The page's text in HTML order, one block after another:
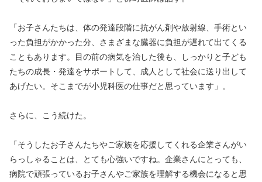
「お子さんたちは、体の発達段階に抗がん剤や放射線、手術とい
った負担がかかった分、さまざまな臓器に負担が遅れて出てくる
こともあります。目の前の病気を治した後も、しっかりと子ども
たちの成長・発達をサポートして、成人として社会に送り出して
あげたい。そこまでが小児科医の仕事だと思っています」。
さらに、こう続けた。
「そうしたお子さんたちやご家族を応援してくれる企業さんがい
らっしゃることは、とても心強いですね。企業さんにとっても、
病院で頑張っているお子さんやご家族を理解する機会になると思